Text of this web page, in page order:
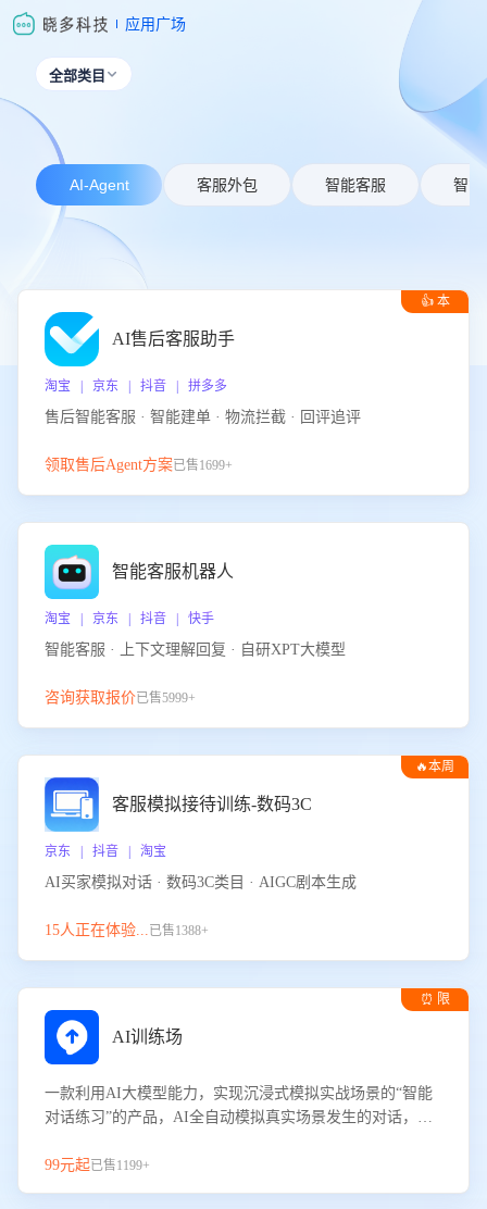
应用广场
全部类目 
AI-Agent 客服外包 智能客服 智能
👍 本
AI售后客服助手
淘宝 | 京东 | 抖音 | 拼多多
售后智能客服 · 智能建单 · 物流拦截 · 回评追评
领取售后Agent方案已售1699+
智能客服机器人
淘宝 | 京东 | 抖音 | 快手
智能客服 · 上下文理解回复 · 自研XPT大模型
咨询获取报价已售5999+
🔥本周
客服模拟接待训练-数码3C
京东 | 抖音 | 淘宝
AI买家模拟对话 · 数码3C类目 · AIGC剧本生成
15人正在体验...已售1388+
⏰ 限
AI训练场
一款利用AI大模型能力，实现沉浸式模拟实战场景的“智能
对话练习”的产品，AI全自动模拟真实场景发生的对话，企
服能力。
99元起已售1199+